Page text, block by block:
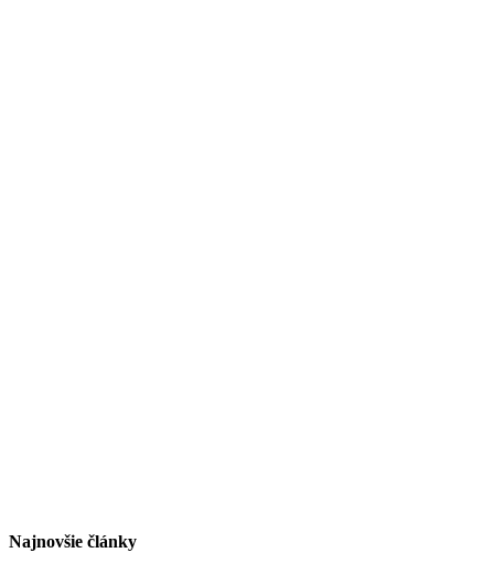
Najnovšie články